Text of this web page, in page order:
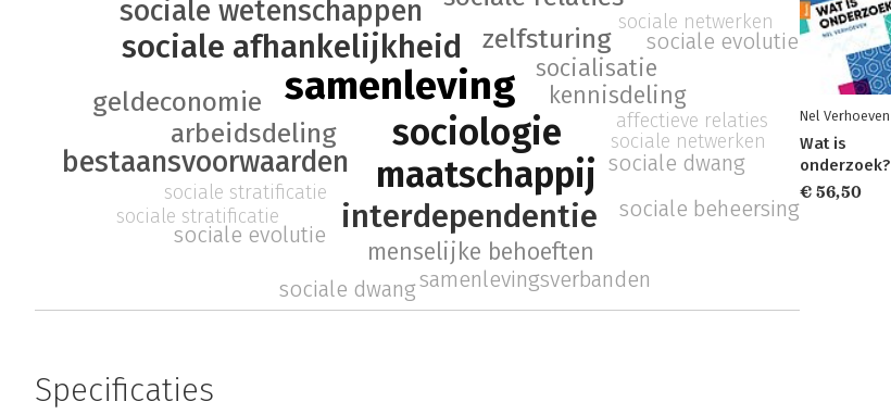
samenleving
sociologie
maatschappij
sociale afhankelijkheid
interdependentie
bestaansvoorwaarden
sociale wetenschappen
arbeidsdeling
zelfsturing
geldeconomie
socialisatie
menselijke behoeften
kennisdeling
sociale stratificatie
affectieve relaties
sociale netwerken
sociale evolutie
sociale dwang
sociale stratificatie
sociale netwerken
sociale evolutie
sociale beheersing
samenlevingsverbanden
sociale dwang
Specificaties
Nel Verhoeven
Wat is
onderzoek?
€ 56,50